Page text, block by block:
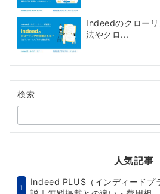
Indeedのクロー
法やクロ...
検索
人気記事
1
Indeed PLUS（インディードプ